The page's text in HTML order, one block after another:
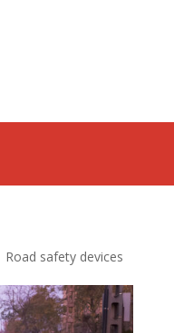
Road safety devices